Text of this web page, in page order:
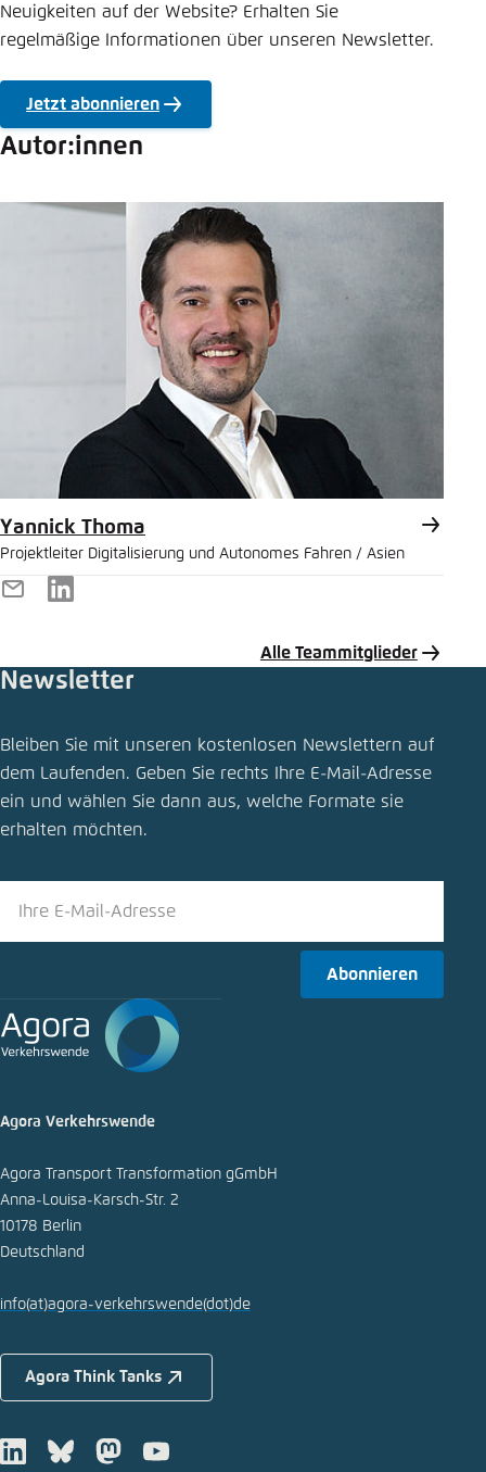
Neuigkeiten auf der Website? Erhalten Sie
regelmäßige Informationen über unseren Newsletter.
Jetzt abonnieren
Autor:innen
Yannick Thoma
Projektleiter Digitalisierung und Autonomes Fahren / Asien
E-
LinkedIn
Alle Teammitglieder
Autonomes Fahren: Mehr Fortschritts-Wagen
Schliessen
LinkedIn
Bluesky
E-Mail
Newsletter
Bleiben Sie mit unseren kostenlosen Newslettern auf
dem Laufenden. Geben Sie rechts Ihre E-Mail-Adresse
ein und wählen Sie dann aus, welche Formate sie
erhalten möchten.
Abonnieren
Agora Verkehrswende
Agora Transport Transformation gGmbH
Anna-Louisa-Karsch-Str. 2
10178 Berlin
Deutschland
info(at)agora-verkehrswende(dot)de
Agora Think Tanks
LinkedInBlueskyMastodonYoutube